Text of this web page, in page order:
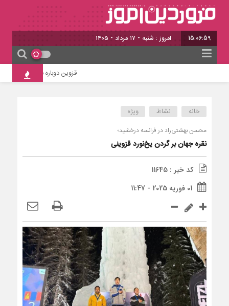
15:06:59 امروز : شنبه - ۱۷ مرداد - ۱۴۰۵
قزوین دوباره به شمس‌آذر دل
خانه نشاط ویژه
محسن بهشتی‌راد در فرانسه درخشید؛
نقره جهان بر گردن یخ‌نورد قزوینی
کد خبر : 11645
01 فوریه 2025 - 11:47